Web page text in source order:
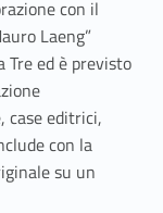
con il
Laeng”
Tre ed è previsto
case editrici,
con la
su un